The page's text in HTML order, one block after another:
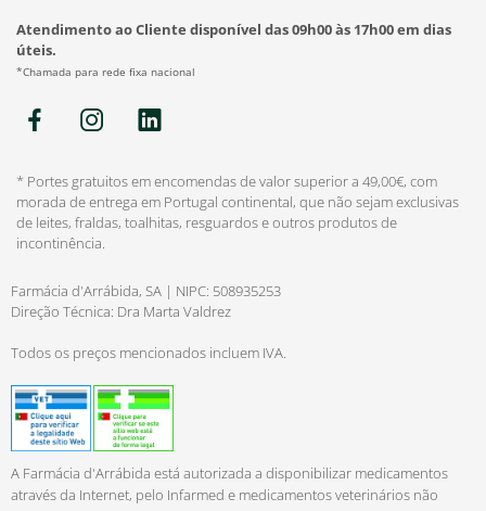
Atendimento ao Cliente disponível das 09h00 às 17h00 em dias
úteis.
*Chamada para rede fixa nacional
* Portes gratuitos em encomendas de valor superior a 49,00€, com
morada de entrega em Portugal continental, que não sejam exclusivas
de leites, fraldas, toalhitas, resguardos e outros produtos de
incontinência.
Farmácia d'Arrábida, SA | NIPC: 508935253
Direção Técnica: Dra Marta Valdrez
Todos os preços mencionados incluem IVA.
A Farmácia d'Arrábida está autorizada a disponibilizar medicamentos
através da Internet, pelo Infarmed e medicamentos veterinários não